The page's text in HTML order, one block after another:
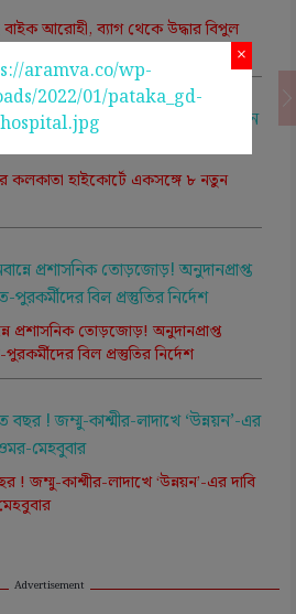
আরোহী, ব্যাগ থেকে উদ্ধার বিপুল
হাইকোর্টে একসঙ্গে ৮ নতুন
প্রশাসনিক তোড়জোড়! অনুদানপ্রাপ্ত
বিল প্রস্তুতির নির্দেশ
! জম্মু-কাশ্মীর-লাদাখে ‘উন্নয়ন’-এর দাবি
Advertisement
×